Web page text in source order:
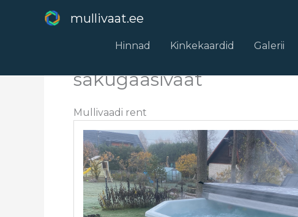
mullivaat.ee
Hinnad Kinkekaardid Galerii
sakugaasivaat
Mullivaadi rent